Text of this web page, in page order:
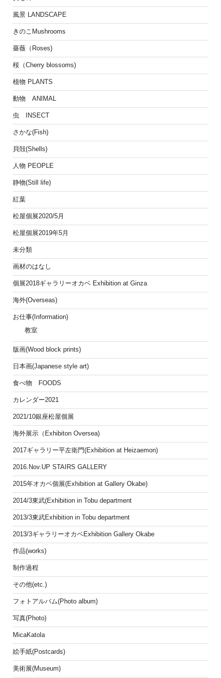
風景 LANDSCAPE
きのこMushrooms
薔薇（Roses)
桜（Cherry blossoms)
植物 PLANTS
動物 ANIMAL
虫 INSECT
さかな(Fish)
貝殻(Shells)
人物 PEOPLE
静物(Still life)
紅葉
松屋個展2020/5月
松屋個展2019年5月
未分類
画材のはなし
個展2018ギャラリーオカベ Exhibition at Ginza
海外(Overseas)
お仕事(Information)
教室
版画(Wood block prints)
日本画(Japanese style art)
食べ物 FOODS
カレンダー2021
2021/10銀座松屋個展
海外展示（Exhibiton Oversea)
2017ギャラリー平左衛門(Exhibition at Heizaemon)
2016.Nov.UP STAIRS GALLERY
2015年オカベ個展(Exhibition at Gallery Okabe)
2014/3東武(Exhibition in Tobu department
2013/3東武Exhibition in Tobu department
2013/3ギャラリーオカベExhibition Gallery Okabe
作品(works)
制作過程
その他(etc.)
フォトアルバム(Photo album)
写真(Photo)
MicaKatola
絵手紙(Postcards)
美術展(Museum)